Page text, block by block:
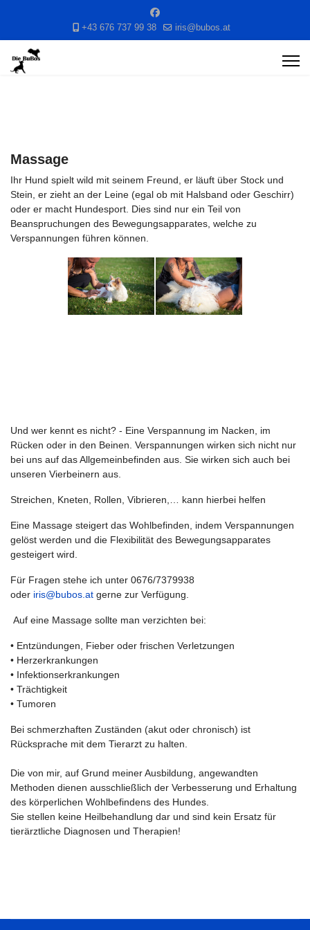
+43 676 737 99 38 iris@bubos.at
Massage
Ihr Hund spielt wild mit seinem Freund, er läuft über Stock und
Stein, er zieht an der Leine (egal ob mit Halsband oder Geschirr)
oder er macht Hundesport. Dies sind nur ein Teil von
Beanspruchungen des Bewegungsapparates, welche zu
Verspannungen führen können.
Und wer kennt es nicht? - Eine Verspannung im Nacken, im
Rücken oder in den Beinen. Verspannungen wirken sich nicht nur
bei uns auf das Allgemeinbefinden aus. Sie wirken sich auch bei
unseren Vierbeinern aus.
Streichen, Kneten, Rollen, Vibrieren,… kann hierbei helfen
Eine Massage steigert das Wohlbefinden, indem Verspannungen
gelöst werden und die Flexibilität des Bewegungsapparates
gesteigert wird.
Für Fragen stehe ich unter 0676/7379938
oder iris@bubos.at gerne zur Verfügung.
Auf eine Massage sollte man verzichten bei:
• Entzündungen, Fieber oder frischen Verletzungen
• Herzerkrankungen
• Infektionserkrankungen
• Trächtigkeit
• Tumoren
Bei schmerzhaften Zuständen (akut oder chronisch) ist
Rücksprache mit dem Tierarzt zu halten.
Die von mir, auf Grund meiner Ausbildung, angewandten
Methoden dienen ausschließlich der Verbesserung und Erhaltung
des körperlichen Wohlbefindens des Hundes.
Sie stellen keine Heilbehandlung dar und sind kein Ersatz für
tierärztliche Diagnosen und Therapien!